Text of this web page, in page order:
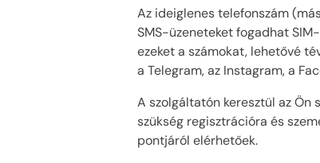
Az ideiglenes telefonszám
SMS-üzeneteket fogadhat
ezeket a számokat, lehetővé
a Telegram, az Instagram, a
A szolgáltatón keresztül az Ön
szükség regisztrációra és
pontjáról elérhetőek.